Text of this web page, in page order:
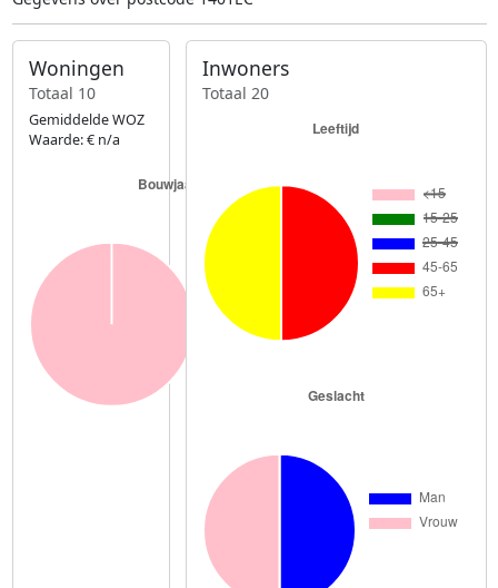
Woningen
Totaal 10
Gemiddelde WOZ
Waarde: € n/a
Inwoners
Totaal 20